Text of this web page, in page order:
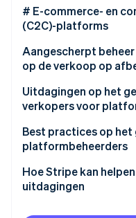
De rol van de
verkoop op afbetaling
# E-commerce- en
(C2C)-platforms
Aangescherpt
op de verkoop op
Verplichte
Versterkte
te beheren
Uitdagingen op het
verkopers voor
Gebruikerservaring
Gebruikerservaring
Best practices op
platformbeheerders
Hoe Stripe kan
uitdagingen